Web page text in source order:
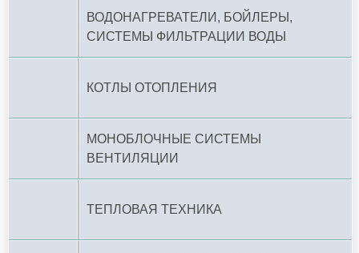
ВОДОНАГРЕВАТЕЛИ, БОЙЛЕРЫ,
СИСТЕМЫ ФИЛЬТРАЦИИ ВОДЫ
КОТЛЫ ОТОПЛЕНИЯ
МОНОБЛОЧНЫЕ СИСТЕМЫ
ВЕНТИЛЯЦИИ
ТЕПЛОВАЯ ТЕХНИКА